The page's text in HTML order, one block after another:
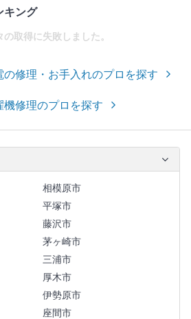
キング
の取得に失敗しました。
修理・お手入れのプロを探す
修理のプロを探す
相模原市
平塚市
藤沢市
茅ヶ崎市
三浦市
厚木市
伊勢原市
座間市